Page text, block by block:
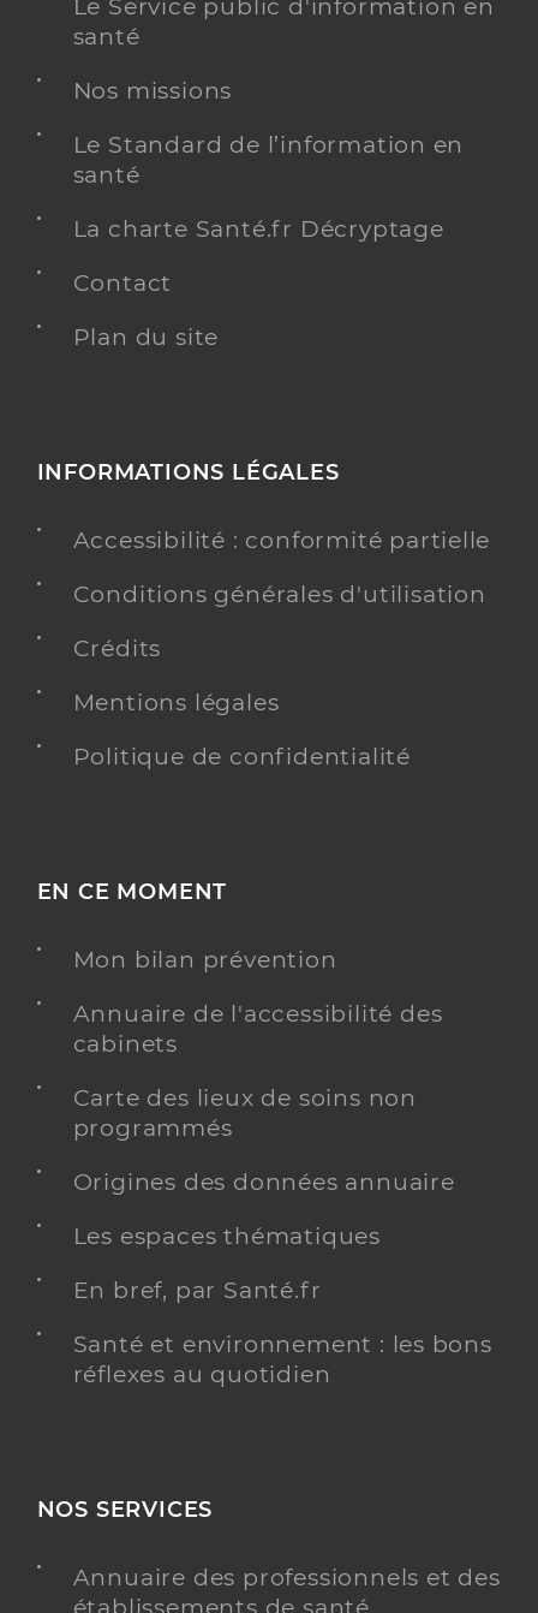
Le Service public d'information en
santé
Nos missions
Le Standard de l’information en
santé
La charte Santé.fr Décryptage
Contact
Plan du site
INFORMATIONS LÉGALES
Accessibilité : conformité partielle
Conditions générales d'utilisation
Crédits
Mentions légales
Politique de confidentialité
EN CE MOMENT
Mon bilan prévention
Annuaire de l'accessibilité des
cabinets
Carte des lieux de soins non
programmés
Origines des données annuaire
Les espaces thématiques
En bref, par Santé.fr
Santé et environnement : les bons
réflexes au quotidien
NOS SERVICES
Annuaire des professionnels et des